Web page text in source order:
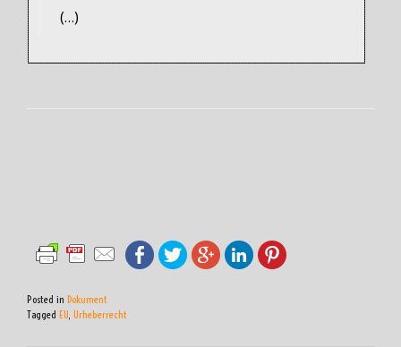
(…)
Posted in Dokument
Tagged EU, Urheberrecht